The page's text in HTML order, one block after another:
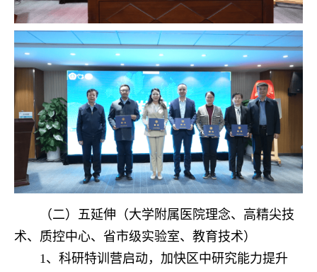
（二）五延伸（大学附属医院理念、高精尖技
术、质控中心、省市级实验室、教育技术）
1、科研特训营启动，加快区中研究能力提升